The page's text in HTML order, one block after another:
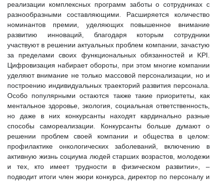
реализации комплексных программ заботы о сотрудниках с
разнообразными составляющими. Расширяется количество
номинантов премии, уделяющих повышенное внимание
развитию инноваций, благодаря которым сотрудники
участвуют в решении актуальных проблем компании, зачастую
за пределами своих функциональных обязанностей и KPI.
Цифровизация набирает обороты, при этом многие компании
уделяют внимание не только массовой персонализации, но и
построению индивидуальных траекторий развития персонала.
Особо популярными остаются также такие приоритеты, как
ментальное здоровье, экология, социальная ответственность,
но даже в них конкурсанты находят кардинально разные
способы самореализации. Конкурсанты больше думают о
решении проблем своей компании и общества в целом:
профилактике онкологических заболеваний, включению в
активную жизнь социума людей старших возрастов, молодежи
и тех, кто имеет трудности в физическом развитии», –
подводит итоги член жюри конкурса, директор по персоналу и